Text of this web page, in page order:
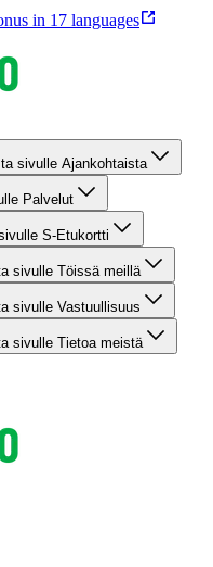
in 17 languages
sivulle Ajankohtaista
Palvelut
S-Etukortti
sivulle Töissä meillä
sivulle Vastuullisuus
sivulle Tietoa meistä